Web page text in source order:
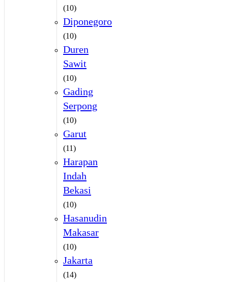
(10)
Diponegoro
(10)
Duren
Sawit
(10)
Gading
Serpong
(10)
Garut
(11)
Harapan
Indah
Bekasi
(10)
Hasanudin
Makasar
(10)
Jakarta
(14)